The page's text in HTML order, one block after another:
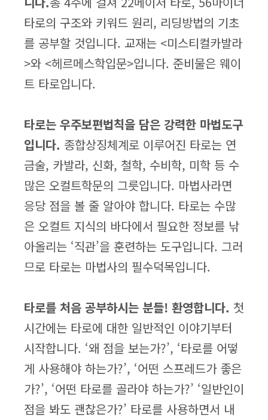
타로의 구조와 키워드 원리, 리딩방법의 기초
를 공부할 것입니다. 교재는 <미스티컬카발라
>와 <헤르메스학입문>입니다. 준비물은 웨이
트 타로입니다.
타로는 우주보편법칙을 담은 강력한 마법도구
입니다. 종합상징체계로 이루어진 타로는 연
금술, 카발라, 신화, 철학, 수비학, 미학 등 수
많은 오컬트학문의 그릇입니다. 마법사라면
응당 점을 볼 줄 알아야 합니다. 타로는 수많
은 오컬트 지식의 바다에서 필요한 정보를 낚
아올리는 ‘직관’을 훈련하는 도구입니다. 그러
므로 타로는 마법사의 필수덕목입니다.
타로를 처음 공부하시는 분들! 환영합니다. 첫
시간에는 타로에 대한 일반적인 이야기부터
시작합니다. ‘왜 점을 보는가?’, ‘타로를 어떻
게 사용해야 하는가?’, ‘어떤 스프레드가 좋은
가?’, ‘어떤 타로를 골라야 하는가?’ ‘일반인이
점을 봐도 괜찮은가?’ 타로를 사용하면서 내